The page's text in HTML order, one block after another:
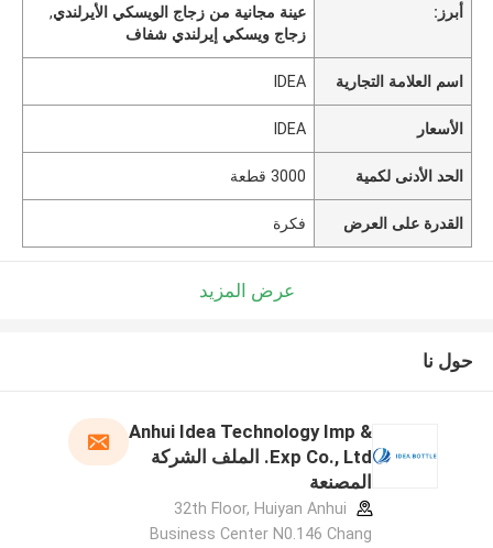
أبرز:
عينة مجانية من زجاج الويسكي الأيرلندي,
زجاج ويسكي إيرلندي شفاف
اسم العلامة التجارية IDEA
الأسعار IDEA
الحد الأدنى لكمية 3000 قطعة
القدرة على العرض فكرة
عرض المزيد
حول نا
Anhui Idea Technology Imp &
Exp Co., Ltd. الملف الشركة
المصنعة
32th Floor, Huiyan Anhui
Business Center N0.146 Chang